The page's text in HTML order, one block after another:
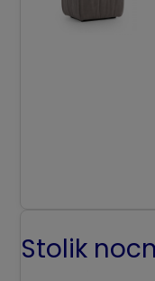
Stolik